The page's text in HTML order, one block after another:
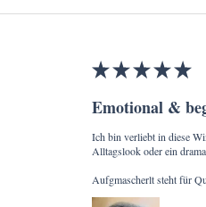
★★★★★
Emotional &
Ich bin verliebt in diese
Alltagslook oder ein
Aufgmascherlt steht für